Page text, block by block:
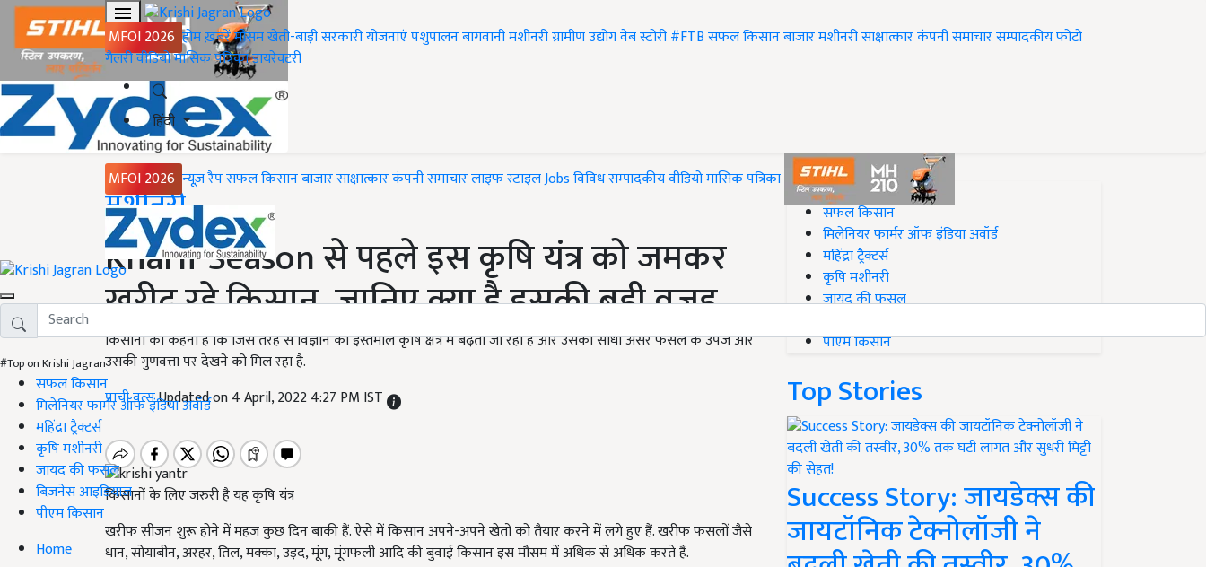
MFOI 2026 होमख़बरेंमौसमखेती-बाड़ीसरकारी योजनाएंपशुपालनबागवानीमशीनरीग्रामीण उद्योगवेब स्टोरी#FTBसफल किसानबाजारमशीनरीसाक्षात्कारकंपनी समाचारसम्पादकीयफोटो
गैलरीवीडियोमासिक पत्रिकाडायरेक्टरी
हिंदी
MFOI 2026 न्यूज़ रैपसफल किसानबाजारसाक्षात्कारकंपनी समाचारलाइफ स्टाइलJobsविविधसम्पादकीयवीडियोमासिक पत्रिका
#Top on Krishi Jagran
सफल किसान
मिलेनियर फार्मर ऑफ इंडिया अवॉर्ड
महिंद्रा ट्रैक्टर्स
कृषि मशीनरी
जायद की फसल
बिज़नेस आइडियाज
पीएम किसान
Home
Home
मशीनरी
Kharif Season से पहले इस कृषि यंत्र को जमकर
खरीद रहे किसान, जानिए क्या है इसकी बड़ी वजह
किसानों का कहना है कि जिस तरह से विज्ञान का इस्तेमाल कृषि क्षेत्र में बढ़ता जा रहा है और उसका सीधा असर फसल के उपज और
उसकी गुणवत्ता पर देखने को मिल रहा है.
प्राची वत्सUpdated on 4 April, 2022 4:27 PM IST
किसानों के लिए जरुरी है यह कृषि यंत्र
खरीफ सीजन शुरू होने में महज कुछ दिन बाकी हैं. ऐसे में किसान अपने-अपने खेतों को तैयार करने में लगे हुए हैं. खरीफ फसलों जैसे
धान, सोयाबीन, अरहर, तिल, मक्का, उड़द, मूंग, मूंगफली आदि की बुवाई किसान इस मौसम में अधिक से अधिक करते हैं.
#Top on Krishi Jagran
सफल किसान
मिलेनियर फार्मर ऑफ इंडिया अवॉर्ड
महिंद्रा ट्रैक्टर्स
कृषि मशीनरी
जायद की फसल
पीएम किसान
Top Stories
Success Story: जायडेक्स की
जायटॉनिक टेक्नोलॉजी ने